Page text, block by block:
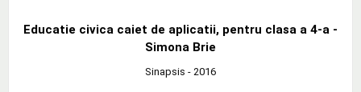
Educatie civica caiet de aplicatii, pentru clasa a 4-a -
Simona Brie
Sinapsis - 2016